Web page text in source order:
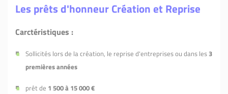
Les prêts d'honneur Création et Reprise
Carctéristiques :
Sollicités lors de la création, le reprise d'entreprises ou dans les 3
premières années
prêt de 1 500 à 15 000 €